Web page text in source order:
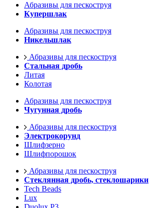
Абразивы для пескоструя
Купершлак
Абразивы для пескоструя
Никельшлак
Абразивы для пескоструя
Стальная дробь
Литая
Колотая
Абразивы для пескоструя
Чугунная дробь
Абразивы для пескоструя
Электрокорунд
Шлифзерно
Шлифпорошок
Абразивы для пескоструя
Стеклянная дробь, стеклошарики
Tech Beads
Lux